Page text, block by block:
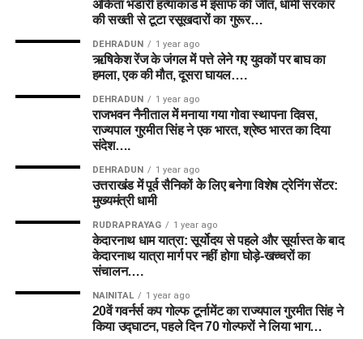
न्यूज की गहराई से कवरेज के लिएJanmanch TVके फैंटेसी क्रिकेट
पेज को विजिट करें और खेल जगत की हर खबर से अपडेट रहें।
आधिकारिक शेड्यूल और स्कोरकार्ड के लिएECB The Hundred
Official Websiteदेखें।
अस्वीकरण (Disclaimer): फैंटेसी स्पोर्ट्स में वित्तीय जोखिम शामिल है।
कृपया अपनी जिम्मेदारी और समझदारी से खेलें। यह लेख केवल विश्लेषण
और सूचनात्मक उद्देश्यों के लिए प्रदान किया गया है।
अंकिता भंडारी हत्याकांड में इंसाफ की जीत, धामी सरकार
की सख्ती से टूटा रसूखदारों का गुरूर…
DEHRADUN 1 year ago
ऋषिकेश रेंज के जंगल में पत्ते लेने गए युवकों पर बाघ का
हमला, एक की मौत, दूसरा घायल….
DEHRADUN 1 year ago
राजभवन नैनीताल में मनाया गया गोवा स्थापना दिवस,
राज्यपाल गुरमीत सिंह ने एक भारत, श्रेष्ठ भारत का दिया
संदेश….
DEHRADUN 1 year ago
उत्तराखंड में पूर्व सैनिकों के लिए बनेगा विशेष ट्रेनिंग सेंटर:
मुख्यमंत्री धामी
RUDRAPRAYAG 1 year ago
केदारनाथ धाम यात्रा: सूर्योदय से पहले और सूर्यास्त के बाद
केदारनाथ यात्रा मार्ग पर नहीं होगा घोड़े-खच्चरों का
संचालन….
NAINITAL 1 year ago
20वें गवर्नर्स कप गोल्फ टूर्नामेंट का राज्यपाल गुरमीत सिंह ने
किया उद्घाटन, पहले दिन 70 गोल्फरों ने लिया भाग…